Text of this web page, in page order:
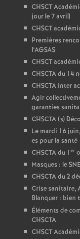
CHSCT
jour le 7 avril)
CHSCT
Premières
l’AGSAS
CHSCT
CHSCTA du 14
CHSCTA inter
Agir
garanties
CHSCTA (s)
Le mardi 16
es pour la santé
CHSCTA du 1 er
Masques : le
CHSCTA du 2
Crise sanitaire,
Blanquer : bien
Éléments de
CHSCTA
CHSCT